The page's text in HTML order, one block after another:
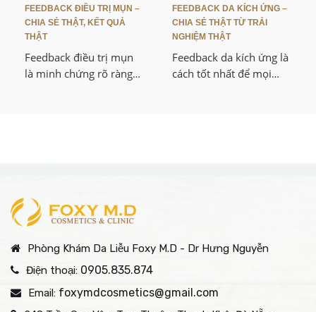
nhân gây mụn, kết hợp
phục hồi và nuôi dưỡng
da khỏe từ bên trong,
hạn chế tối đa nguy cơ
tái phát.
FEEDBACK ĐIỀU TRỊ MỤN –
CHIA SẺ THẬT, KẾT QUẢ
THẬT
Feedback điều trị mụn
là minh chứng rõ ràng
làn da khỏe đẹp.
FEEDBACK DA KÍCH ỨNG –
CHIA SẺ THẬT TỪ TRẢI
NGHIỆM THẬT
Feedback da kích ứng là
cách tốt nhất để mọi
Phòng Khám Da Liễu Foxy M.D - Dr Hưng Nguyễn
Điện thoại: 0905.835.874
Email: foxymdcosmetics@gmail.com